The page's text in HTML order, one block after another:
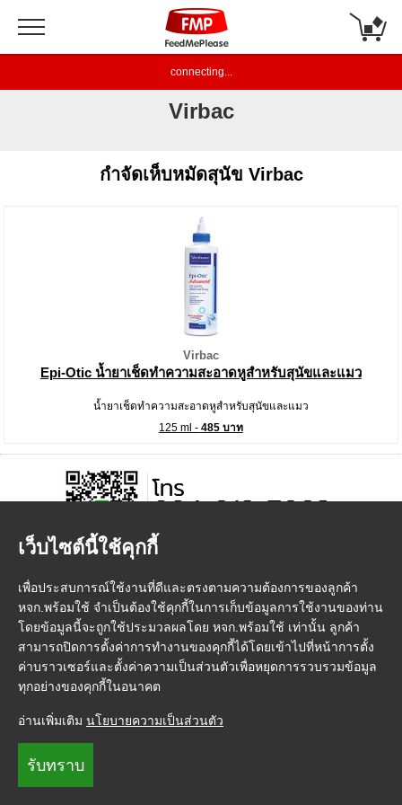
เว็บไซต์นี้ใช้คุกกี้
เพื่อประสบการณ์ใช้งานที่ดีและตรงตามความต้องการของลูกค้า
หจก.พร้อมใช้ จำเป็นต้องใช้คุกกี้ในการเก็บข้อมูลการใช้งานของท่าน
โดยข้อมูลนี้จะถูกใช้ประมวลผลโดย หจก.พร้อมใช้ เท่านั้น ลูกค้า
สามารถปิดการตั้งค่าการทำงานของคุกกี้ได้โดยเข้าไปที่หน้าการตั้ง
ค่าบราวเซอร์และตั้งค่าความเป็นส่วนตัวเพื่อหยุดการรวบรวมข้อมูล
ทุกอย่างของคุกกี้ในอนาคต
อ่านเพิ่มเติม นโยบายความเป็นส่วนตัว
รับทราบ
connecting...
Virbac
กำจัดเห็บหมัดสุนัข Virbac
Virbac
Epi-Otic น้ำยาเช็ดทำความสะอาดหูสำหรับสุนัขและแมว
น้ำยาเช็ดทำความสะอาดหูสำหรับสุนัขและแมว
125 ml - 485 บาท
หน้าแรก|วิธีการสั่งซื้อสินค้า|การชำระเงิน|การจัดส่ง|FMP Point|
ติดต่อเรา|เกี่ยวกับเรา|ข้อกำหนดและเงื่อนไข|นโยบายความเป็นส่วนตัว
© FeedMePlease